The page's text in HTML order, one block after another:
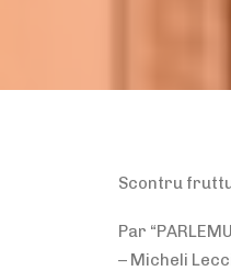
Scontru
Par
– Micheli